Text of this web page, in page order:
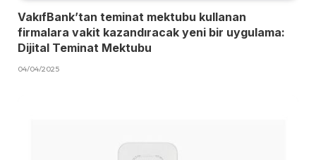
VakıfBank’tan teminat mektubu kullanan
firmalara vakit kazandıracak yeni bir uygulama:
Dijital Teminat Mektubu
04/04/2025